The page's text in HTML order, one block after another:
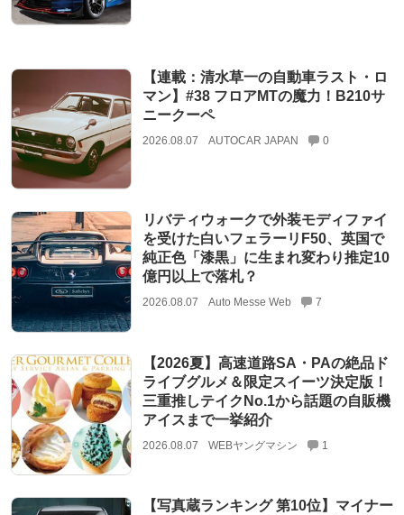
【連載：清水草一の自動車ラスト・ロ
マン】#38 フロアMTの魔力！B210サ
ニークーペ
2026.08.07 AUTOCAR JAPAN 0
リバティウォークで外装モディファイ
を受けた白いフェラーリF50、英国で
純正色「漆黒」に生まれ変わり推定10
億円以上で落札？
2026.08.07 Auto Messe Web 7
【2026夏】高速道路SA・PAの絶品ド
ライブグルメ＆限定スイーツ決定版！
三重推しテイクNo.1から話題の自販機
アイスまで一挙紹介
2026.08.07 WEBヤングマシン 1
【写真蔵ランキング 第10位】マイナー